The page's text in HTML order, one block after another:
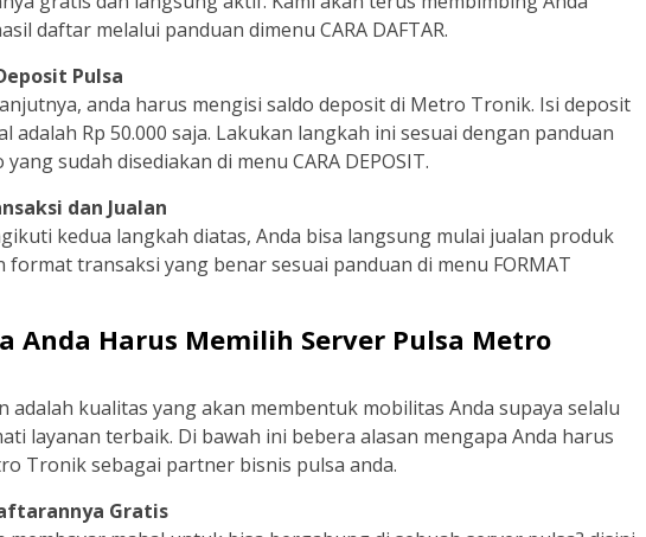
daftar melalui panduan dimenu CARA DAFTAR.
Pulsa
anda harus mengisi saldo deposit di Metro Tronik. Isi deposit
adalah Rp 50.000 saja. Lakukan langkah ini sesuai dengan panduan
yang sudah disediakan di menu CARA DEPOSIT.
dan Jualan
kedua langkah diatas, Anda bisa langsung mulai jualan produk
format transaksi yang benar sesuai panduan di menu FORMAT
Anda Harus Memilih Server Pulsa Metro
adalah kualitas yang akan membentuk mobilitas Anda supaya selalu
layanan terbaik. Di bawah ini bebera alasan mengapa Anda harus
Tronik sebagai partner bisnis pulsa anda.
Gratis